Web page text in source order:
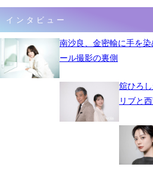
インタビュー
南沙良、金密輸に手を
ール撮影の裏側
舘ひろ
リブと